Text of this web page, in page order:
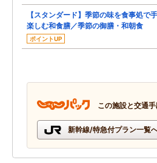
【スタンダード】季節の味を食事処で
楽しむ和食膳／季節の御膳・和朝食
ポイントUP
この施設と交通
新幹線/特急付プラン一覧